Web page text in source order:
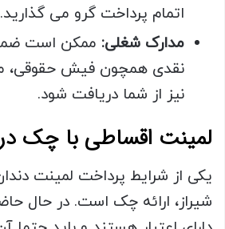
اتمام پرداخت گرو می گذارید.
مدارک شغلی: ممکن است
نقدی همچون فیش حقوقی،
نیز از شما دریافت شود.
لمینت اقساطی با چک در
یکی از شرایط پرداخت لمینت
شیراز، ارائه چک است. در حال